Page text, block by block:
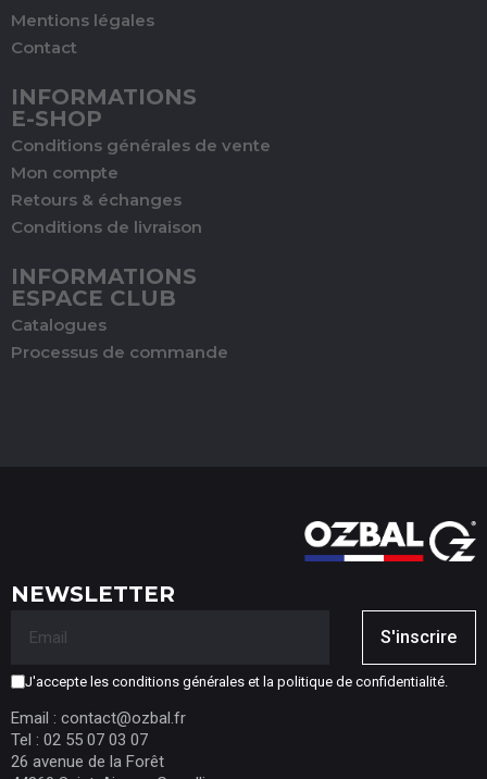
Mentions légales
Contact
INFORMATIONS
E-SHOP
Conditions générales de vente
Mon compte
Retours & échanges
Conditions de livraison
INFORMATIONS
ESPACE CLUB
Catalogues
Processus de commande
NEWSLETTER
S'inscrire
J'accepte les conditions générales et la politique de confidentialité.
Email : contact@ozbal.fr
Tel : 02 55 07 03 07
26 avenue de la Forêt